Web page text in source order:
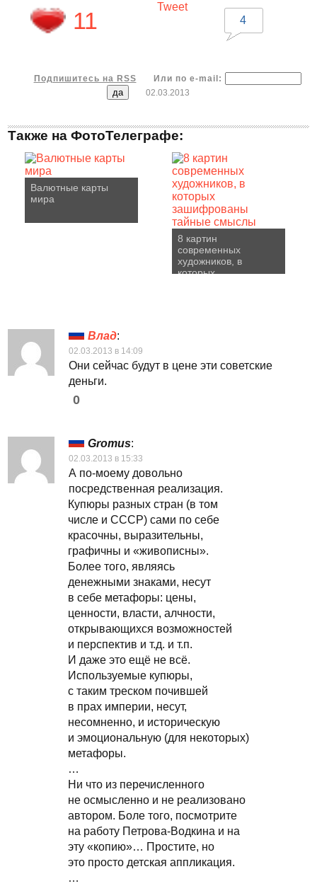
11
Tweet
4
Подпишитесь на RSS
Или по e-mail:
02.03.2013
Также на ФотоТелеграфе:
Валютные карты
мира
8 картин
современных
художников, в
которых
Влад:
02.03.2013 в 14:09
Они сейчас будут в цене эти советские
деньги.
0
Gromus:
02.03.2013 в 15:33
А по-моему довольно
посредственная реализация.
Купюры разных стран (в том
числе и СССР) сами по себе
красочны, выразительны,
графичны и «живописны».
Более того, являясь
денежными знаками, несут
в себе метафоры: цены,
ценности, власти, алчности,
открывающихся возможностей
и перспектив и т.д. и т.п.
И даже это ещё не всё.
Используемые купюры,
с таким треском почившей
в прах империи, несут,
несомненно, и историческую
и эмоциональную (для некоторых)
метафоры.
…
Ни что из перечисленного
не осмысленно и не реализовано
автором. Боле того, посмотрите
на работу Петрова-Водкина и на
эту «копию»… Простите, но
это просто детская аппликация.
…